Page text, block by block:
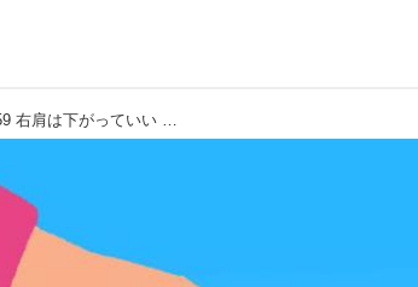
【通勤GD】Dr.クォンの反力打法 Vol.59 右肩は下がっていい ゴルフダイジェストWEB